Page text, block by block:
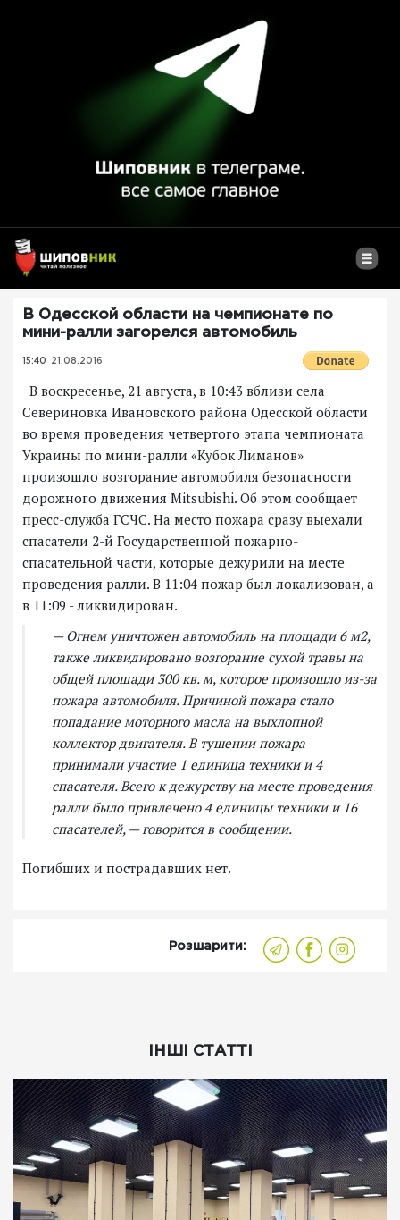
В Одесской области на чемпионате по
мини-ралли загорелся автомобиль
15:40 21.08.2016
В воскресенье, 21 августа, в 10:43 вблизи села
Севериновка Ивановского района Одесской области
во время проведения четвертого этапа чемпионата
Украины по мини-ралли «Кубок Лиманов»
произошло возгорание автомобиля безопасности
дорожного движения Mitsubishi. Об этом сообщает
пресс-служба ГСЧС. На место пожара сразу выехали
спасатели 2-й Государственной пожарно-
спасательной части, которые дежурили на месте
проведения ралли. В 11:04 пожар был локализован, а
в 11:09 - ликвидирован.
— Огнем уничтожен автомобиль на площади 6 м2,
также ликвидировано возгорание сухой травы на
общей площади 300 кв. м, которое произошло из-за
пожара автомобиля. Причиной пожара стало
попадание моторного масла на выхлопной
коллектор двигателя. В тушении пожара
принимали участие 1 единица техники и 4
спасателя. Всего к дежурству на месте проведения
ралли было привлечено 4 единицы техники и 16
спасателей, — говорится в сообщении.
Погибших и пострадавших нет.
Розшарити:
ІНШІ СТАТТІ